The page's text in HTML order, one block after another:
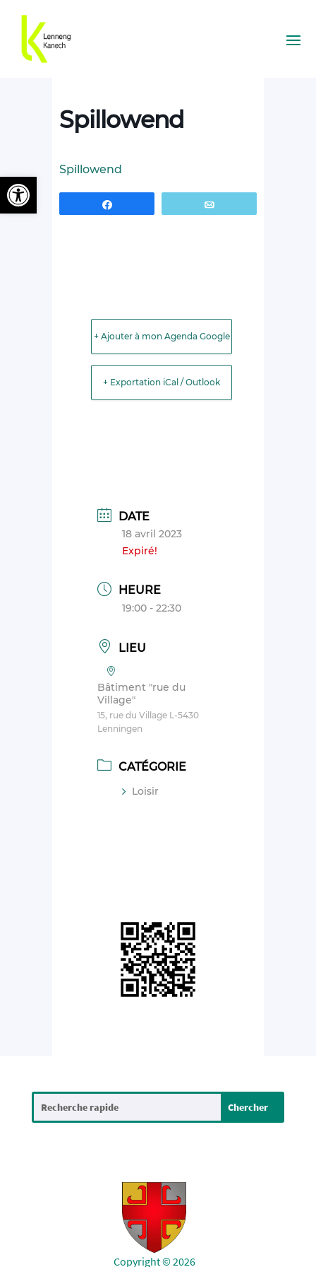
Spillowend
Spillowend
+ Ajouter à mon Agenda Google
+ Exportation iCal / Outlook
DATE
18 avril 2023
Expiré!
HEURE
19:00 - 22:30
LIEU
Bâtiment "rue du
Village"
15, rue du Village L-5430
Lenningen
CATÉGORIE
Loisir
Copyright © 2026
Ouvrir la barre d’outils